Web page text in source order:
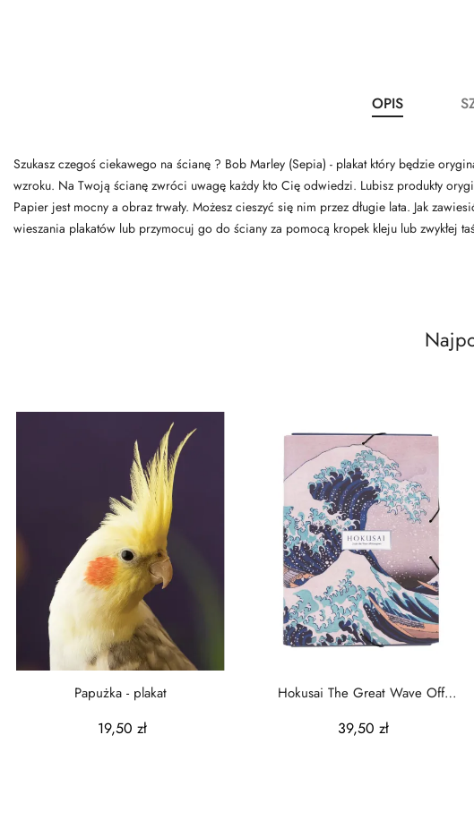
OPIS
Szukasz czegoś ciekawego na ścianę ? Bob Marley (Sepia) - plakat który będzie
wzroku. Na Twoją ścianę zwróci uwagę każdy kto Cię odwiedzi. Lubisz produkty
Papier jest mocny a obraz trwały. Możesz cieszyć się nim przez długie lata. Jak
wieszania plakatów lub przymocuj go do ściany za pomocą kropek kleju lub zwykłej
Papużka - plakat
19,50 zł
Hokusai The Great Wave Off
39,50 zł